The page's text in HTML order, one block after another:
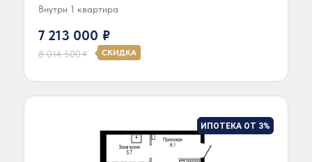
Внутри 1 квартира
7 213 000 ₽
8 014 500 ₽ СКИДКА
ИПОТЕКА ОТ 3%